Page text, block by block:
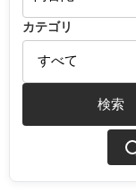
カテゴリ
検索